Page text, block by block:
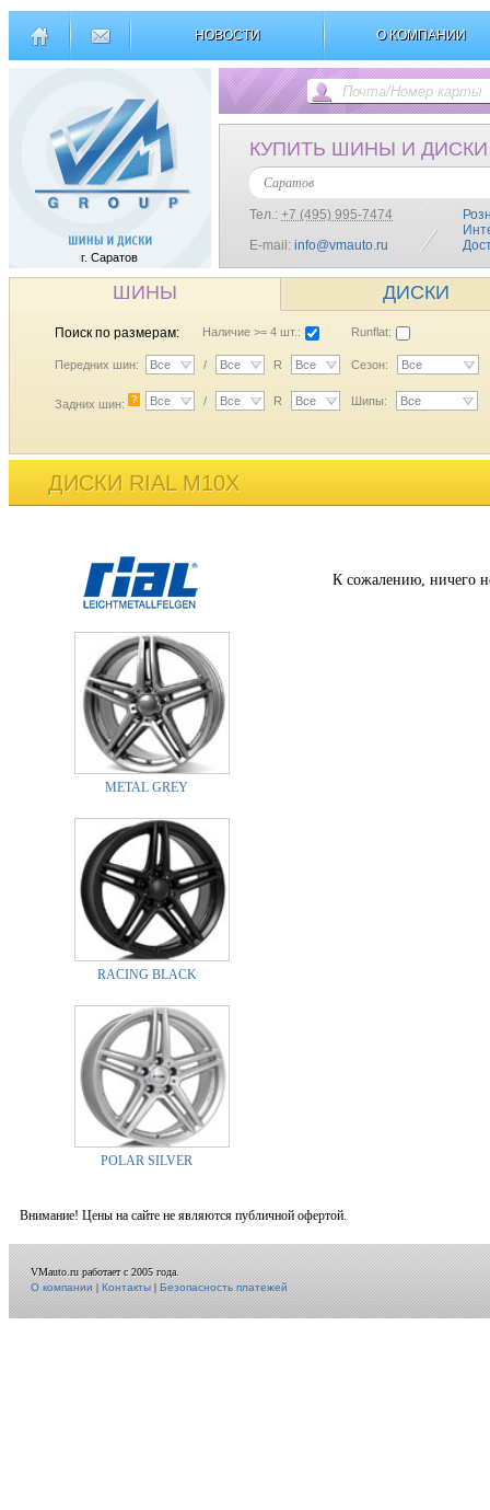
НОВОСТИ О КОМПАНИИ
г. Саратов
КУПИТЬ ШИНЫ И ДИСКИ
Саратов
Тел.: +7 (495) 995-7474
E-mail: info@vmauto.ru
ШИНЫ ДИСКИ
Поиск по размерам: Наличие >= 4 шт.: Runflat:
Передних шин: Все / Все R Все Сезон: Все
Задних шин: ? Все / Все R Все Шипы: Все
ДИСКИ RIAL M10X
METAL GREY
RACING BLACK
POLAR SILVER
К сожалению, ничего
Внимание! Цены на сайте не являются публичной офертой.
VMauto.ru работает с 2005 года.
О компании|Контакты|Безопасность платежей